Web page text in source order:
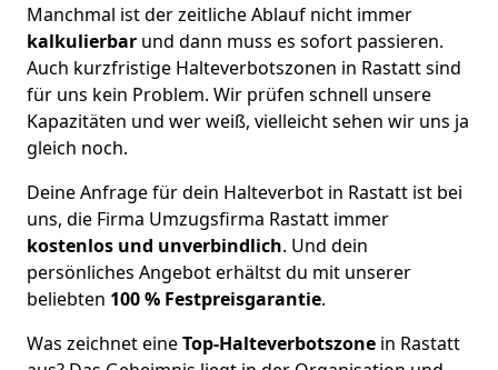
Manchmal ist der zeitliche Ablauf nicht immer
kalkulierbar und dann muss es sofort passieren.
Auch kurzfristige Halteverbotszonen in Rastatt sind
für uns kein Problem. Wir prüfen schnell unsere
Kapazitäten und wer weiß, vielleicht sehen wir uns ja
gleich noch.
Deine Anfrage für dein Halteverbot in Rastatt ist bei
uns, die Firma Umzugsfirma Rastatt immer
kostenlos und unverbindlich. Und dein
persönliches Angebot erhältst du mit unserer
beliebten 100 % Festpreisgarantie.
Was zeichnet eineTop-Halteverbotszone in Rastatt